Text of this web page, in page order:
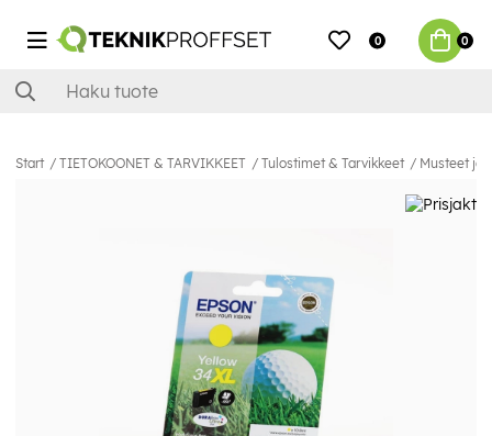
0 0
Start TIETOKOONET & TARVIKKEET Tulostimet & Tarvikkeet Musteet ja